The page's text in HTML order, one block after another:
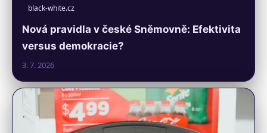
black-white.cz
Nová pravidla v české Sněmovně: Efektivita
versus demokracie?
3. 7. 2026